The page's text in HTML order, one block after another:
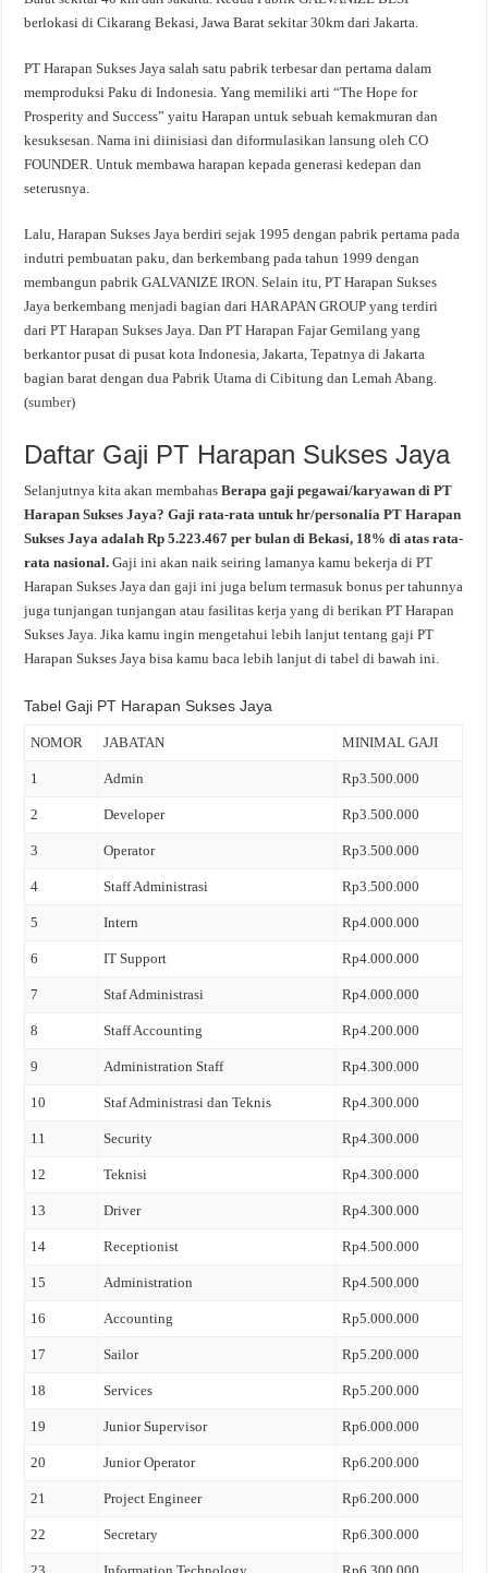
berlokasi di Cikarang Bekasi, Jawa Barat sekitar 30km dari Jakarta.
PT Harapan Sukses Jaya salah satu pabrik terbesar dan pertama dalam
memproduksi Paku di Indonesia. Yang memiliki arti “The Hope for
Prosperity and Success” yaitu Harapan untuk sebuah kemakmuran dan
kesuksesan. Nama ini diinisiasi dan diformulasikan lansung oleh CO
FOUNDER. Untuk membawa harapan kepada generasi kedepan dan
seterusnya.
Lalu, Harapan Sukses Jaya berdiri sejak 1995 dengan pabrik pertama pada
indutri pembuatan paku, dan berkembang pada tahun 1999 dengan
membangun pabrik GALVANIZE IRON. Selain itu, PT Harapan Sukses
Jaya berkembang menjadi bagian dari HARAPAN GROUP yang terdiri
dari PT Harapan Sukses Jaya. Dan PT Harapan Fajar Gemilang yang
berkantor pusat di pusat kota Indonesia, Jakarta, Tepatnya di Jakarta
bagian barat dengan dua Pabrik Utama di Cibitung dan Lemah Abang.
(sumber)
Daftar Gaji PT Harapan Sukses Jaya
Selanjutnya kita akan membahasBerapa gaji pegawai/karyawan di PT
Harapan Sukses Jaya? Gaji rata-rata untuk hr/personalia PT Harapan
Sukses Jaya adalah Rp 5.223.467 per bulan di Bekasi, 18% di atas rata-
rata nasional.Gaji ini akan naik seiring lamanya kamu bekerja di PT
Harapan Sukses Jaya dan gaji ini juga belum termasuk bonus per tahunnya
juga tunjangan tunjangan atau fasilitas kerja yang di berikan PT Harapan
Sukses Jaya. Jika kamu ingin mengetahui lebih lanjut tentang gaji PT
Harapan Sukses Jaya bisa kamu baca lebih lanjut di tabel di bawah ini.
Tabel Gaji PT Harapan Sukses Jaya
NOMOR JABATAN MINIMAL GAJI
1 Admin Rp3.500.000
2 Developer Rp3.500.000
3 Operator Rp3.500.000
4 Staff Administrasi Rp3.500.000
5 Intern Rp4.000.000
6 IT Support Rp4.000.000
7 Staf Administrasi Rp4.000.000
8 Staff Accounting Rp4.200.000
9 Administration Staff Rp4.300.000
10 Staf Administrasi dan Teknis Rp4.300.000
11 Security Rp4.300.000
12 Teknisi Rp4.300.000
13 Driver Rp4.300.000
14 Receptionist Rp4.500.000
15 Administration Rp4.500.000
16 Accounting Rp5.000.000
17 Sailor Rp5.200.000
18 Services Rp5.200.000
19 Junior Supervisor Rp6.000.000
20 Junior Operator Rp6.200.000
21 Project Engineer Rp6.200.000
22 Secretary Rp6.300.000